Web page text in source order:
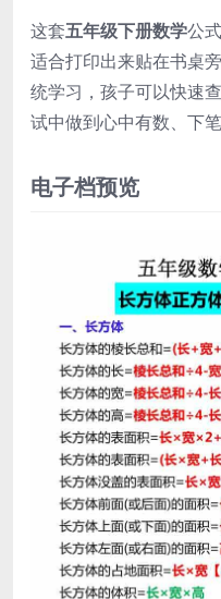
这套五年级下册数学公
适合打印出来贴在书桌
统学习，孩子可以快速
试中做到心中有数、下
电子档预览